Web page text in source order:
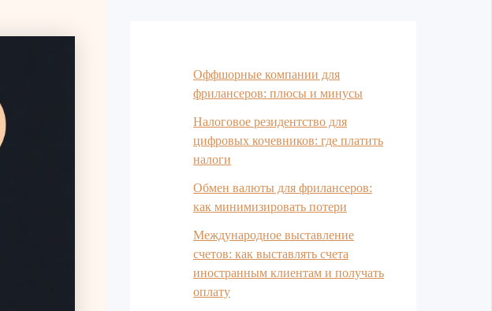
Оффшорные компании для
фрилансеров: плюсы и минусы
Налоговое резидентство для
цифровых кочевников: где платить
налоги
Обмен валюты для фрилансеров:
как минимизировать потери
Международное выставление
счетов: как выставлять счета
иностранным клиентам и получать
оплату